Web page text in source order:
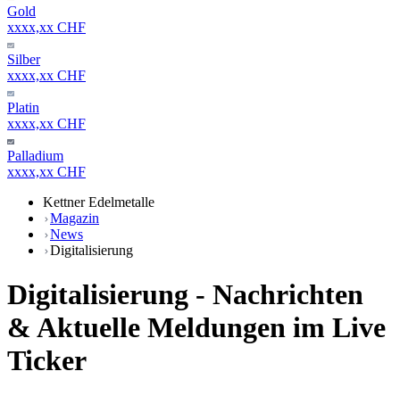
Gold
xxxx,xx CHF
Silber
xxxx,xx CHF
Platin
xxxx,xx CHF
Palladium
xxxx,xx CHF
Kettner Edelmetalle
Magazin
News
Digitalisierung
Digitalisierung - Nachrichten
& Aktuelle Meldungen im Live
Ticker